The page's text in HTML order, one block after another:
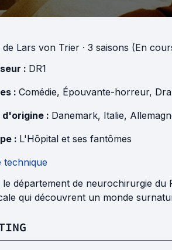
de Lars von Trier · 3 saisons (En
: DR1
: Comédie, Épouvante-horreur,
d'origine : Danemark, Italie,
: L'Hôpital et ses fantômes
technique
le département de neurochirurgie du
qui découvrent un monde